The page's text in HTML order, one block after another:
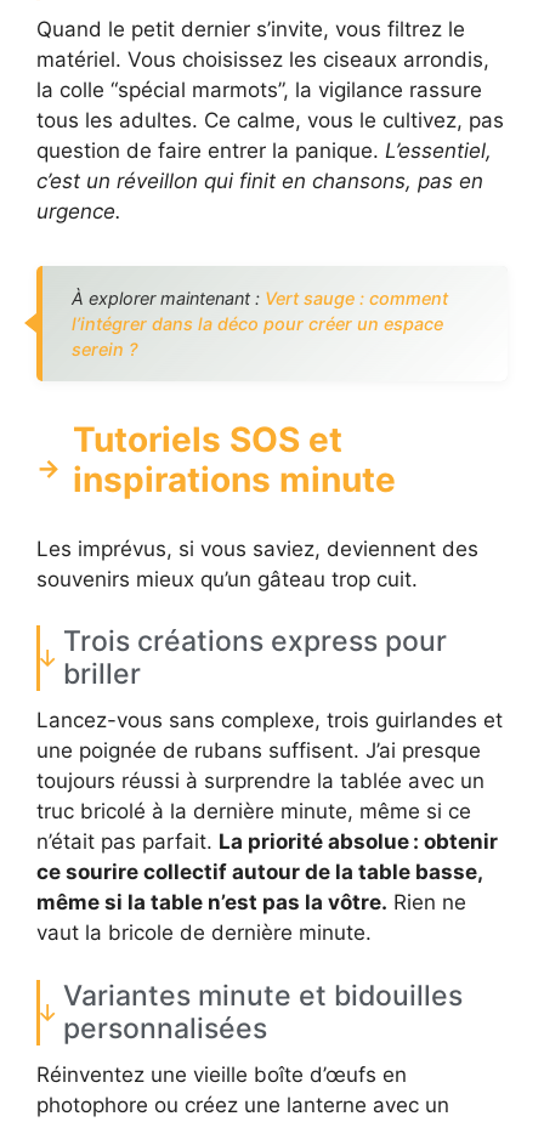
Quand le petit dernier s’invite, vous filtrez le
matériel. Vous choisissez les ciseaux arrondis,
la colle “spécial marmots”, la vigilance rassure
tous les adultes. Ce calme, vous le cultivez, pas
question de faire entrer la panique. L’essentiel,
c’est un réveillon qui finit en chansons, pas en
urgence.
À explorer maintenant : Vert sauge : comment
l’intégrer dans la déco pour créer un espace
serein ?
Tutoriels SOS et
inspirations minute
Les imprévus, si vous saviez, deviennent des
souvenirs mieux qu’un gâteau trop cuit.
Trois créations express pour
briller
Lancez-vous sans complexe, trois guirlandes et
une poignée de rubans suffisent. J’ai presque
toujours réussi à surprendre la tablée avec un
truc bricolé à la dernière minute, même si ce
n’était pas parfait. La priorité absolue : obtenir
ce sourire collectif autour de la table basse,
même si la table n’est pas la vôtre. Rien ne
vaut la bricole de dernière minute.
Variantes minute et bidouilles
personnalisées
Réinventez une vieille boîte d’œufs en
photophore ou créez une lanterne avec un